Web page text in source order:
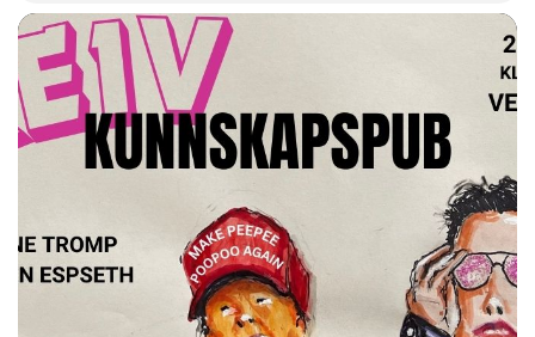
Konseptet er løst inspirert av Pecha Kucha Night (Pecha Kucha
er japansk for «lyden av folk som snakker»), som opprinnelig
var en møteplass for unge designere og arkitekter til å dele
arbeidet sitt og utveksle ideer. I dag har formatet utviklet seg
og inkluderer blant annet kunstnere, forskere og folk fra
kommersiell kommunikasjon. Det finnes ingen faste regler for
hva man kan snakke om, noe som åpner for et bredt spekter
av temaer og perspektiver.
Skeiv Kunnskapspub er et lavterskeltilbud der vi tar i bruk de
ressursene som allerede finnes i den skeive rørsla. Her kan
folk presentere master- eller PhD-arbeid, dele ideer, tanker
eller refleksjoner – så lenge det har en skeiv tematikk eller en
tydelig kobling til skeive perspektiver.
**Kick-off 26. mars**